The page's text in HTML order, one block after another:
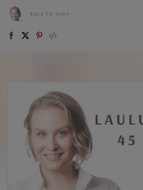
BACK TO SHOP